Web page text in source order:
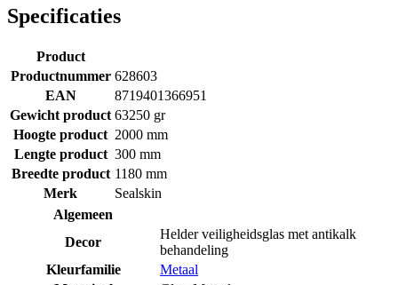
Specificaties
Product
Productnummer 628603
EAN
8719401366951
Gewicht product 63250 gr
Hoogte product 2000 mm
Lengte product 300 mm
Breedte product 1180 mm
Merk
Sealskin
Algemeen
Decor
Helder veiligheidsglas met antikalk
behandeling
Kleurfamilie
Metaal